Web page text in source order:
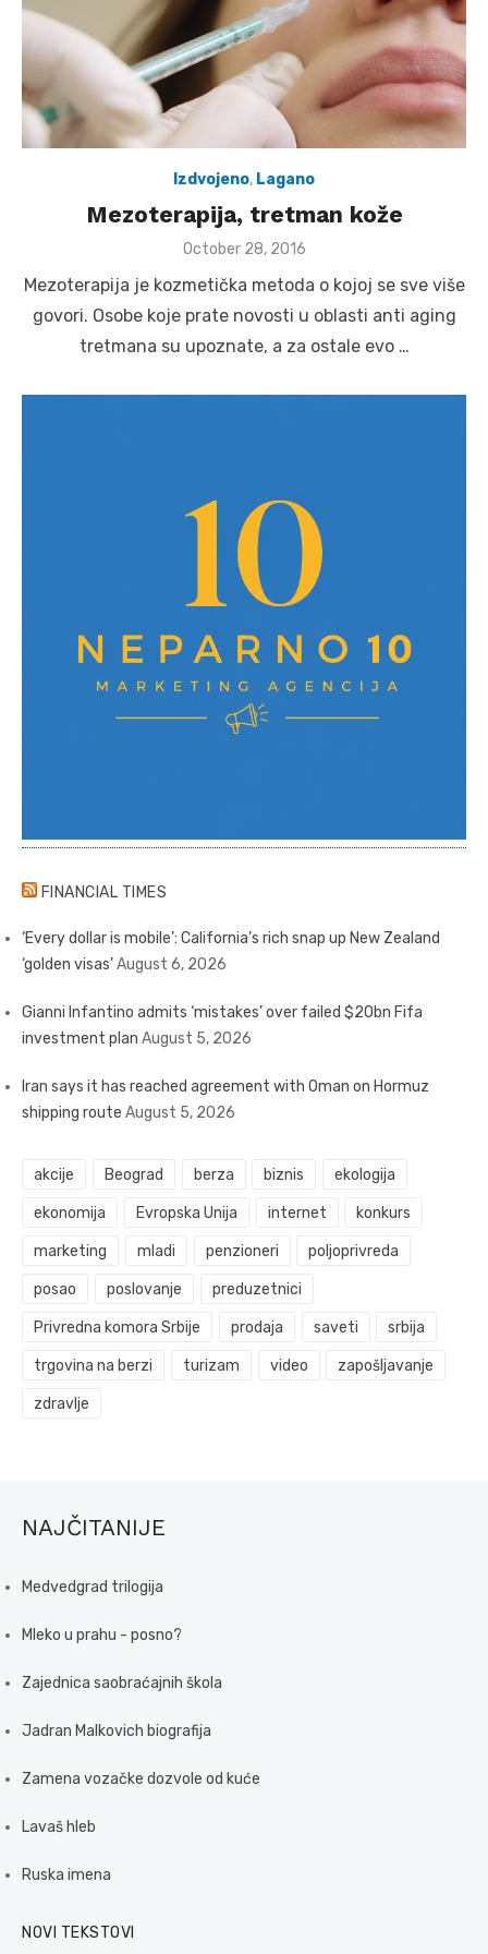
Izdvojeno, Lagano
Mezoterapija, tretman kože
Posted
October 28, 2016
Mezoterapija je kozmetička metoda o kojoj se sve više
govori. Osobe koje prate novosti u oblasti anti aging
tretmana su upoznate, a za ostale evo …
FINANCIAL TIMES
‘Every dollar is mobile’: California’s rich snap up New Zealand
‘golden visas’August 6, 2026
Gianni Infantino admits ‘mistakes’ over failed $20bn Fifa
investment plan August 5, 2026
Iran says it has reached agreement with Oman on Hormuz
shipping route August 5, 2026
akcije Beograd berza biznis ekologija
ekonomija Evropska Unija internet konkurs
marketing mladi penzioneri poljoprivreda
posao poslovanje preduzetnici
Privredna komora Srbije prodaja saveti srbija
trgovina na berzi turizam video zapošljavanje
zdravlje
NAJČITANIJE
Medvedgrad trilogija
Mleko u prahu - posno?
Zajednica saobraćajnih škola
Jadran Malkovich biografija
Zamena vozačke dozvole od kuće
Lavaš hleb
Ruska imena
NOVI TEKSTOVI